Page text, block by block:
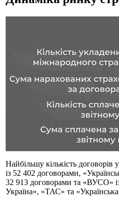
Найбільшу кількість
із 52 402 договорами,
32 913 договорами та «ВУСО»
Україна», «ТАС» та